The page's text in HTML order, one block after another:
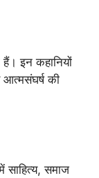
इन कहानियों
आत्मसंघर्ष की
साहित्य, समाज